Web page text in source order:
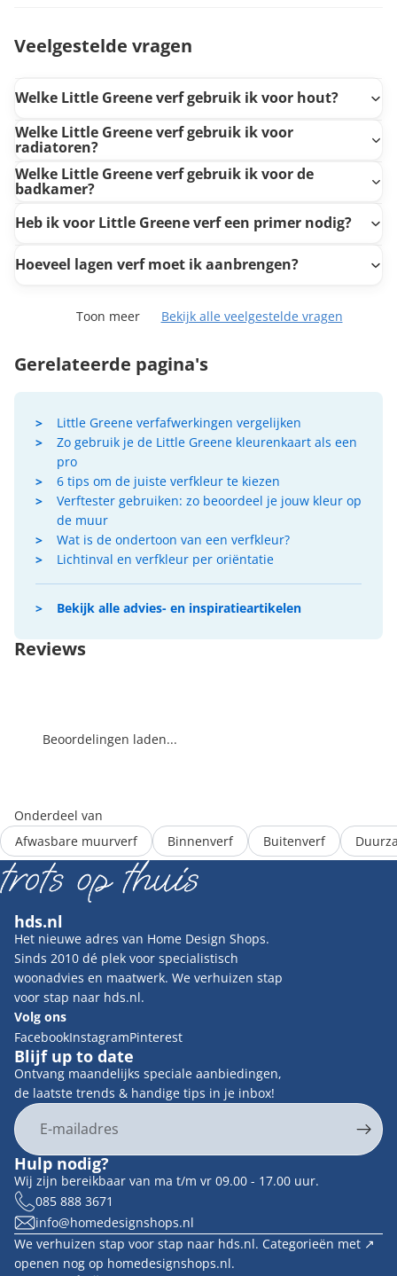
Veelgestelde vragen
Welke Little Greene verf gebruik ik voor hout?
Welke Little Greene verf gebruik ik voor
radiatoren?
Welke Little Greene verf gebruik ik voor de
badkamer?
Heb ik voor Little Greene verf een primer nodig?
Hoeveel lagen verf moet ik aanbrengen?
Toon meer Bekijk alle veelgestelde vragen
Gerelateerde pagina's
Little Greene verfafwerkingen vergelijken
Zo gebruik je de Little Greene kleurenkaart als een
pro
6 tips om de juiste verfkleur te kiezen
Verftester gebruiken: zo beoordeel je jouw kleur op
de muur
Wat is de ondertoon van een verfkleur?
Lichtinval en verfkleur per oriëntatie
Bekijk alle advies- en inspiratieartikelen
Reviews
Beoordelingen laden...
Onderdeel van
Afwasbare muurverf
Binnenverf Buitenverf
hds.nl
Het nieuwe adres van Home Design Shops.
Sinds 2010 dé plek voor specialistisch
woonadvies en maatwerk. We verhuizen stap
voor stap naar hds.nl.
Volg ons
FacebookInstagramPinterest
Blijf up to date
Ontvang maandelijks speciale aanbiedingen,
de laatste trends & handige tips in je inbox!
E-mail
Hulp nodig?
Wij zijn bereikbaar van ma t/m vr 09.00 - 17.00 uur.
085 888 3671
info@homedesignshops.nl
We verhuizen stap voor stap naar hds.nl. Categorieën met ↗︎
openen nog op homedesignshops.nl.
Contactgegevens
Terugbetalingsbeleid
Algemene voorwaarden
Verzendbeleid